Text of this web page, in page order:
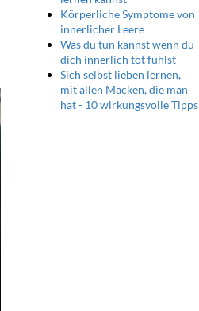
Körperliche Symptome von
innerlicher Leere
Was du tun kannst wenn du
dich innerlich tot fühlst
Sich selbst lieben lernen,
mit allen Macken, die man
hat - 10 wirkungsvolle Tipps